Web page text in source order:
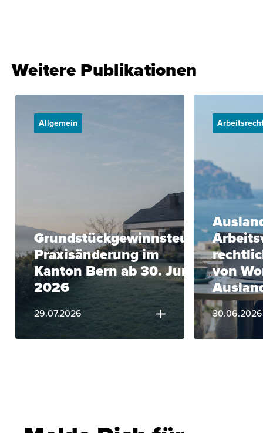
Weitere Publikationen
Allgemein
Grundstückgewinnsteuer:
Praxisänderung im
Kanton Bern ab 30. Juni
2026
29.07.2026
von
30.06.2026